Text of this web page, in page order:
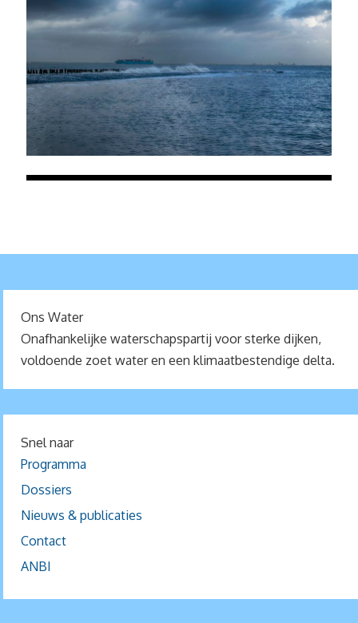
Ons Water
Onafhankelijke waterschapspartij voor sterke dijken,
voldoende zoet water en een klimaatbestendige delta.
Snel naar
Programma
Dossiers
Nieuws & publicaties
Contact
ANBI